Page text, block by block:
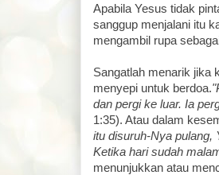
Apabila Yesus tidak
sanggup menjalani itu
mengambil rupa
Sangatlah menarik jika
menyepi untuk berdoa.
dan pergi ke luar. Ia
1:35). Atau dalam
itu disuruh-Nya pulang,
Ketika hari sudah
menunjukkan atau